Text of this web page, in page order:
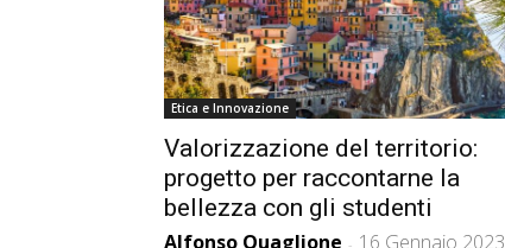
Etica e Innovazione
Valorizzazione del territorio:
progetto per raccontarne la
bellezza con gli studenti
Alfonso Quaglione - 16 Gennaio 2023